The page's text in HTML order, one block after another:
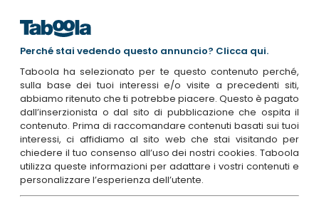
Perché stai vedendo questo annuncio? Clicca qui.
Taboola ha selezionato per te questo contenuto perché,
sulla base dei tuoi interessi e/o visite a precedenti siti,
abbiamo ritenuto che ti potrebbe piacere. Questo è pagato
dall’inserzionista o dal sito di pubblicazione che ospita il
contenuto. Prima di raccomandare contenuti basati sui tuoi
interessi, ci affidiamo al sito web che stai visitando per
chiedere il tuo consenso all’uso dei nostri cookies. Taboola
utilizza queste informazioni per adattare i vostri contenuti e
personalizzare l’esperienza dell’utente.